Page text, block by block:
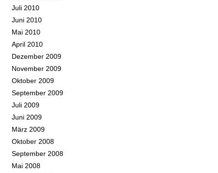
Juli 2010
Juni 2010
Mai 2010
April 2010
Dezember 2009
November 2009
Oktober 2009
September 2009
Juli 2009
Juni 2009
März 2009
Oktober 2008
September 2008
Mai 2008